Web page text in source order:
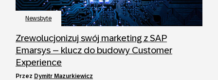
Newsbyte
Zrewolucjonizuj swój marketing z SAP
Emarsys – klucz do budowy Customer
Experience
przez Dymitr Mazurkiewicz